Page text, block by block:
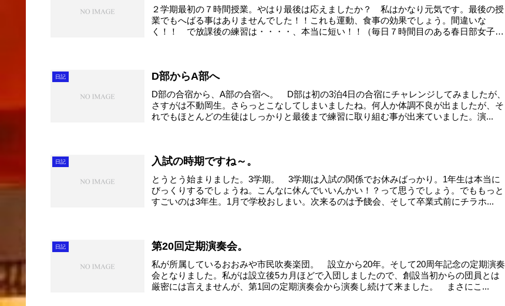
２学期最初の７時間授業。やはり最後は応えましたか？ 私はかなり元気です。最後の授
業でもへばる事はありませんでした！！これも運動、食事の効果でしょう。間違いな
く！！ で放課後の練習は・・・・、本当に短い！！（毎日７時間目のある春日部女子さ
日記 D部からA部へ
D部の合宿から、A部の合宿へ。 D部は初の3泊4日の合宿にチャレンジしてみましたが、
さすがは不動岡生。さらっとこなしてしまいましたね。何人か体調不良が出ましたが、そ
れでもほとんどの生徒はしっかりと最後まで練習に取り組む事が出来ていました。演...
日記 入試の時期ですね～。
とうとう始まりました。3学期。 3学期は入試の関係でお休みばっかり。1年生は本当に
びっくりするでしょうね。こんなに休んでいいんかい！？って思うでしょう。でももっと
すごいのは3年生。1月で学校おしまい。次来るのは予餞会、そして卒業式前にチラホ...
日記 第20回定期演奏会。
私が所属しているおおみや市民吹奏楽団。 設立から20年。そして20周年記念の定期演奏
会となりました。私がは設立後5カ月ほどで入団しましたので、創設当初からの団員とは
厳密には言えませんが、第1回の定期演奏会から演奏し続けて来ました。 まさにこ...